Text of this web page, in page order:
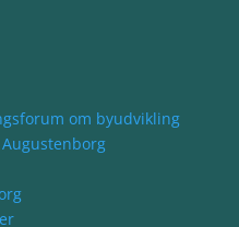
om byudvikling